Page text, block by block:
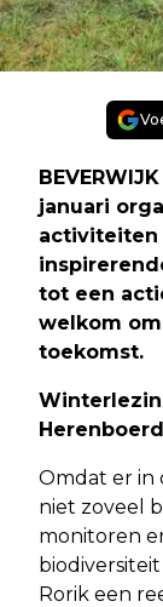
januari
activiteiten
tot een
welkom
toekomst.
Omdat er in
niet zoveel
monitoren
Rorik een